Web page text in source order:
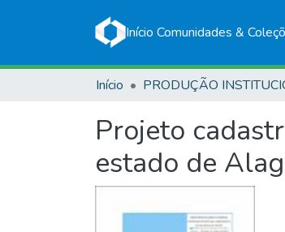
Início Comunidades &
Início
Projeto
estado de